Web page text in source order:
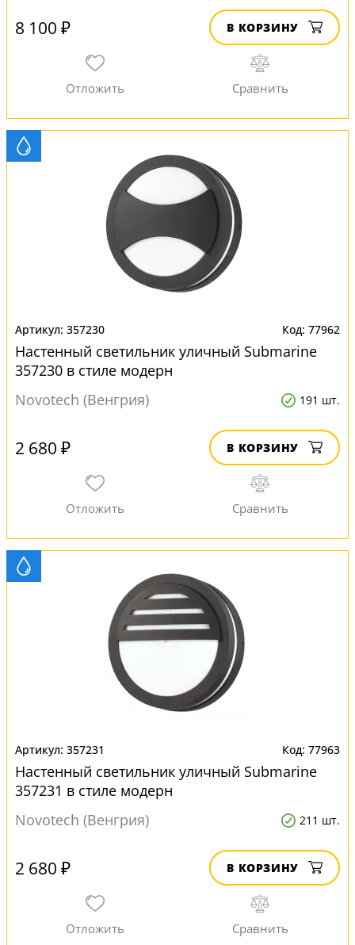
8 100 ₽ В КОРЗИНУ
357230 77962
Настенный светильник уличный Submarine
357230 в стиле модерн
Novotech (Венгрия)
191 шт.
2 680 ₽ В КОРЗИНУ
357231 77963
Настенный светильник уличный Submarine
357231 в стиле модерн
Novotech (Венгрия)
211 шт.
2 680 ₽ В КОРЗИНУ